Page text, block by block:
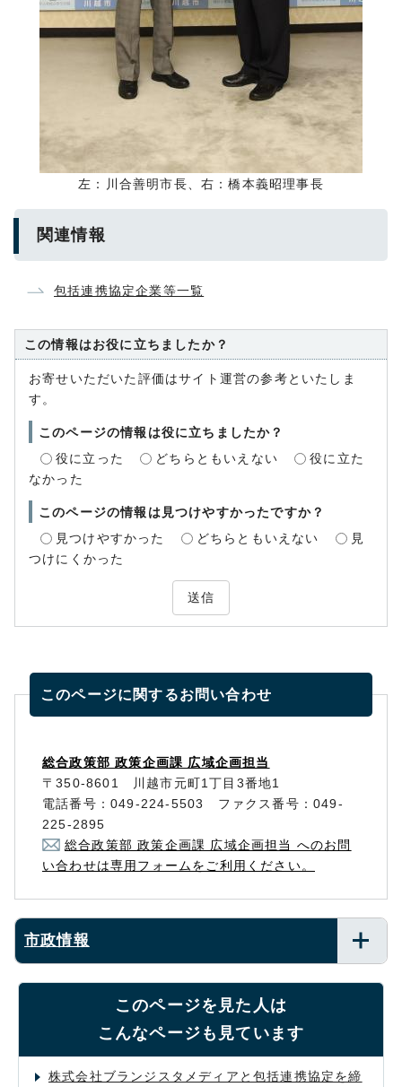
左：川合善明市長、右：橋本義昭理事長
関連情報
包括連携協定企業等一覧
この情報はお役に立ちましたか？
お寄せいただいた評価はサイト運営の参考といたしま
す。
このページの情報は役に立ちましたか？
役に立った
どちらともいえない
役に立た
なかった
このページの情報は見つけやすかったですか？
見つけやすかった
どちらともいえない
見
つけにくかった
送信
このページに関するお問い合わせ
総合政策部 政策企画課 広域企画担当
〒350-8601 川越市元町1丁目3番地1
電話番号：049-224-5503 ファクス番号：049-
225-2895
総合政策部 政策企画課 広域企画担当 へのお問
い合わせは専用フォームをご利用ください。
市政情報
このページを見た人は
こんなページも見ています
株式会社ブランジスタメディアと包括連携協定を締